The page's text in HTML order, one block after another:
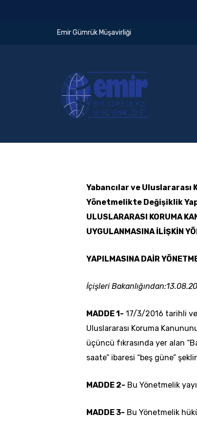
Emir Gümrük Müşavirliği
Yabancılar ve
Yönetmelikte Değişiklik
ULUSLARARASI KORUMA
UYGULANMASINA İLİŞKİN
YAPILMASINA DAİR
İçişleri
MADDE 1- 17/3/2016 tarihli ve
Uluslararası Koruma
üçüncü fıkrasında yer alan
saate” ibaresi “beş güne”
MADDE 2- Bu Yönetmelik
MADDE 3- Bu Yönetmelik